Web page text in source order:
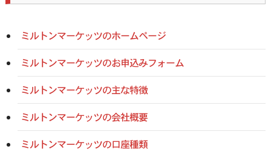
ミルトンマーケッツのホームページ
ミルトンマーケッツのお申込みフォーム
ミルトンマーケッツの主な特徴
ミルトンマーケッツの会社概要
ミルトンマーケッツの口座種類